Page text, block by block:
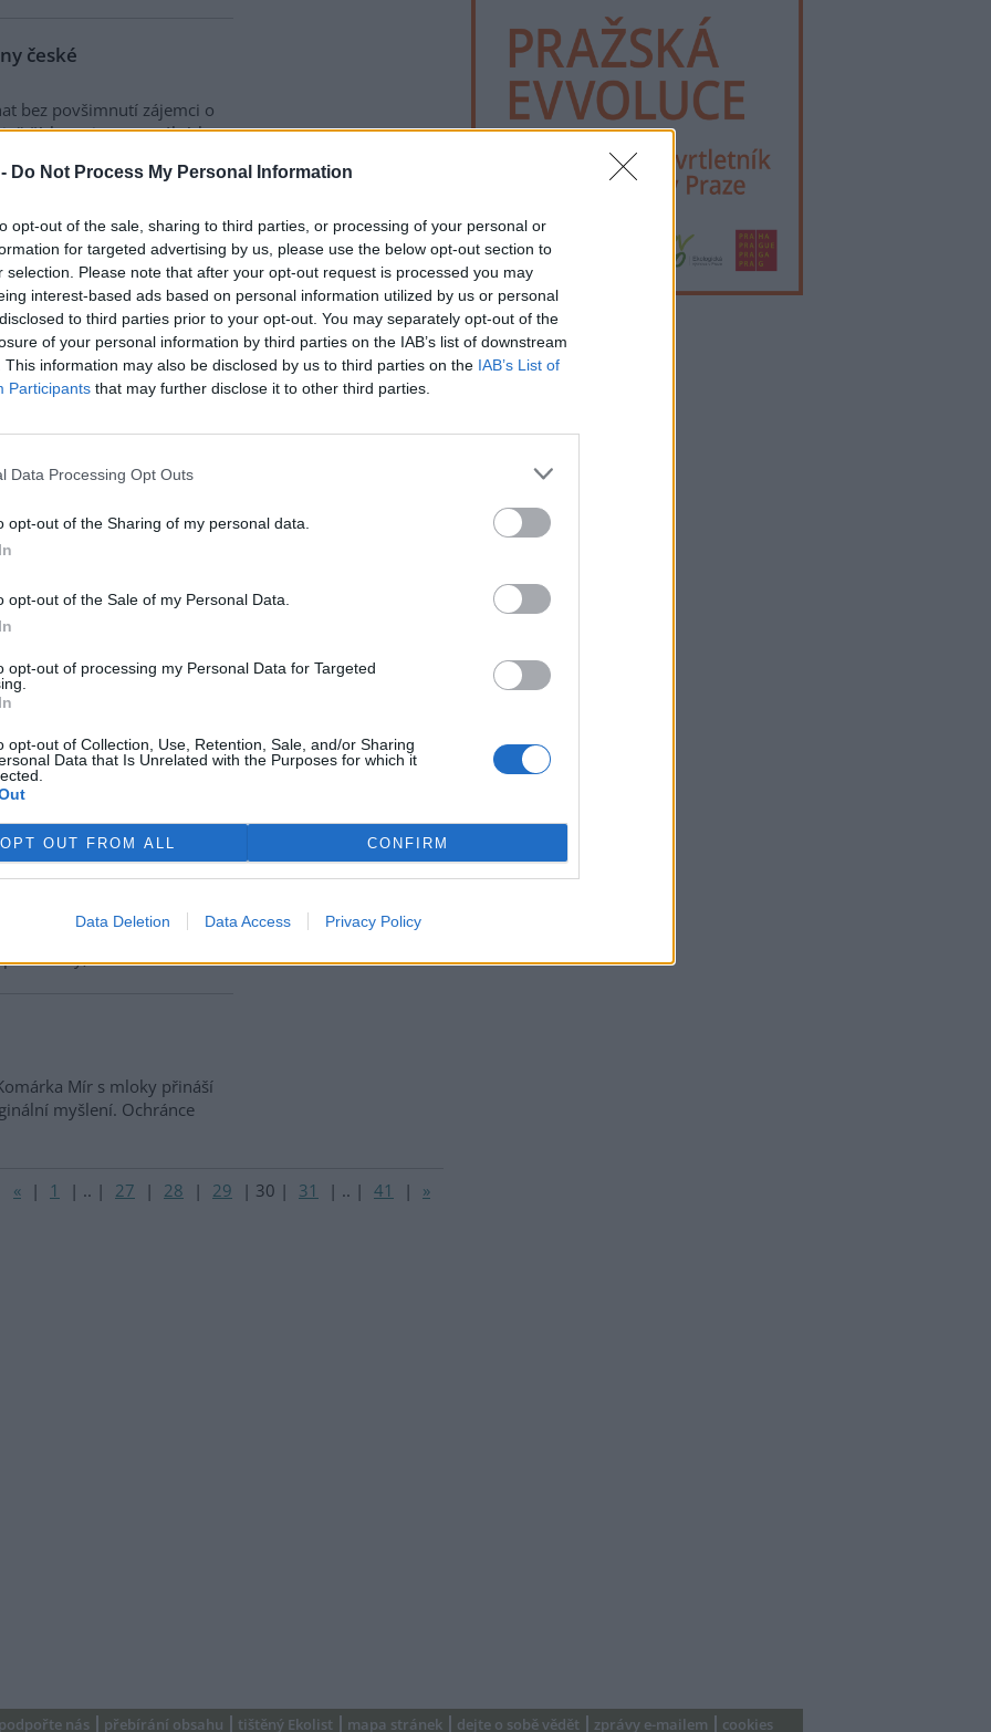
Do Not Process My Personal Information
opt-out of the sale, sharing to third parties, or processing of your personal or
for targeted advertising by us, please use the below opt-out section to
selection. Please note that after your opt-out request is processed you may
interest-based ads based on personal information utilized by us or personal
to third parties prior to your opt-out. You may separately opt-out of the
of your personal information by third parties on the IAB’s list of downstream
This information may also be disclosed by us to third parties on the IAB’s List of
Participants that may further disclose it to other third parties.
Data Processing Opt Outs
opt-out of the Sharing of my personal data.
opt-out of the Sale of my Personal Data.
opt-out of processing my Personal Data for Targeted
opt-out of Collection, Use, Retention, Sale, and/or Sharing
Data that Is Unrelated with the Purposes for which it
OPT OUT FROM ALL CONFIRM
Data Deletion Data Access Privacy Policy
české
bez povšimnutí zájemci o
environmentálních
naší civilizaci: náš
cestu k nápravě je
který tu však je
plnění je především
také poznání (a neustálé
sice nabízí poměrně
od samého počátku chybí
jako skutečnosti, která
patříme.
zvířat i krajiny byly jedny z
Hitlera a dalších
národů? Jak se mohli
na lidech?
„morální“
a jeho pletichami a
celkovým znechucením na
z veřejné sféry působí v
navázání na půdu a
je třeba v
řeší toto dilema spíše
poustevny).
Mír s mloky přináší
myšlení. Ochránce
« | 1 | .. | 27 | 28 | 29 | 30 | 31 | .. | 41 | »
reklama
podpořte nás přebírání obsahu tištěný Ekolist mapa stránek dejte o sobě vědět zprávy e-mailem cookies